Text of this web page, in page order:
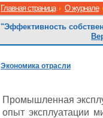
Главная страница О журнале
"Эффективность
Экономика отрасли
Промышленная
опыт эксплуатации